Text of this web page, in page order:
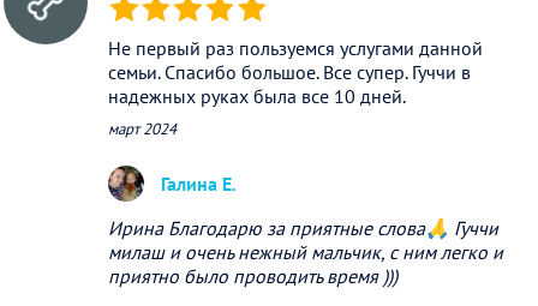
(*) (*) (*) (*) (*)
Не первый раз пользуемся услугами данной
семьи. Спасибо большое. Все супер. Гуччи в
надежных руках была все 10 дней.
март 2024
Галина Е.
Ирина Благодарю за приятные слова🙏 Гуччи
милаш и очень нежный мальчик, с ним легко и
приятно было проводить время )))